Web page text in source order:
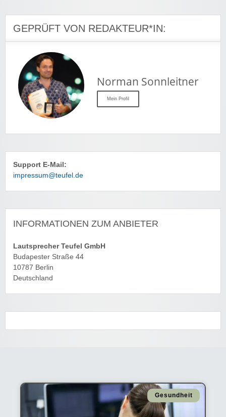
GEPRÜFT VON REDAKTEUR*IN:
Norman Sonnleitner
Mein Profil
Support E-Mail:
impressum@teufel.de
INFORMATIONEN ZUM ANBIETER
Lautsprecher Teufel GmbH
Budapester Straße 44
10787 Berlin
Deutschland
Gesundheit